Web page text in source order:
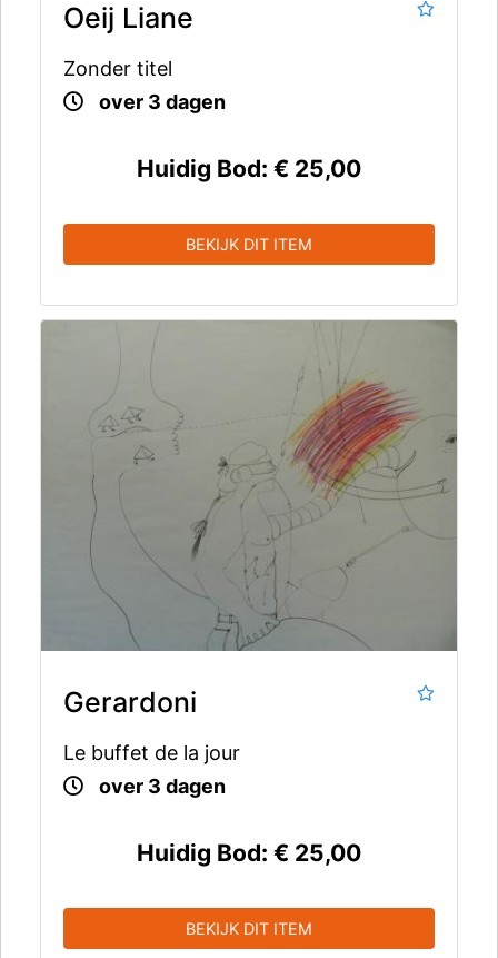
Oeij Liane
Zonder titel
over 3 dagen
Huidig Bod: € 25,00
BEKIJK DIT ITEM
Gerardoni
Le buffet de la jour
over 3 dagen
Huidig Bod: € 25,00
BEKIJK DIT ITEM